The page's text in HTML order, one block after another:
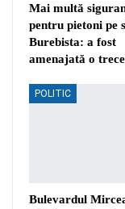
Mai multă
pentru pietoni pe
Burebista: a fost
amenajată o
POLITIC
Bulevardul